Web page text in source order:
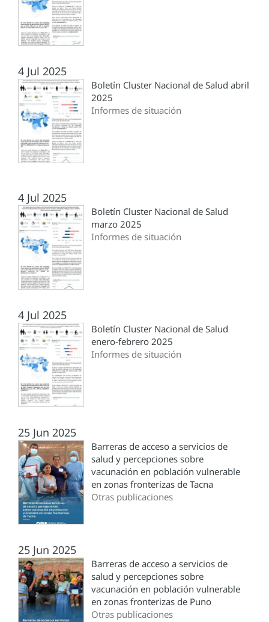
4 Jul 2025
Boletín Cluster Nacional de Salud abril
2025
Informes de situación
4 Jul 2025
Boletín Cluster Nacional de Salud
marzo 2025
Informes de situación
4 Jul 2025
Boletín Cluster Nacional de Salud
enero-febrero 2025
Informes de situación
25 Jun 2025
Barreras de acceso a servicios de
salud y percepciones sobre
vacunación en población vulnerable
en zonas fronterizas de Tacna
Otras publicaciones
25 Jun 2025
Barreras de acceso a servicios de
salud y percepciones sobre
vacunación en población vulnerable
en zonas fronterizas de Puno
Otras publicaciones